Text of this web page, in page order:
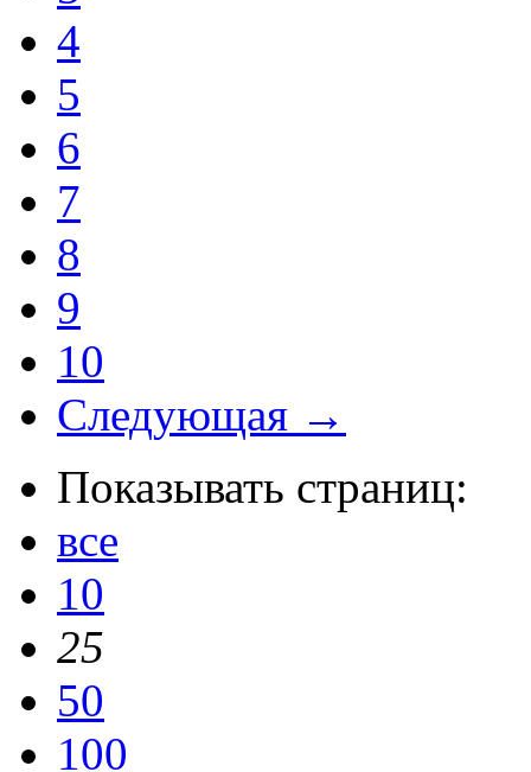
4
5
6
7
8
9
10
Следующая →
Показывать страниц:
все
10
25
50
100